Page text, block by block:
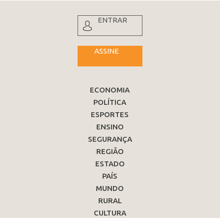
ENTRAR
ASSINE
ECONOMIA
POLÍTICA
ESPORTES
ENSINO
SEGURANÇA
REGIÃO
ESTADO
PAÍS
MUNDO
RURAL
CULTURA